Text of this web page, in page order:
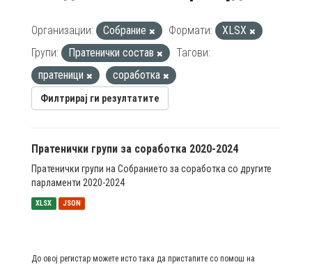
Организации: Собрание Формати:
XLSX
Групи:
Пратенички состав
Тагови:
пратеници
соработка
Филтрирај ги резултатите
Пратенички групи за соработка 2020-2024
Пратенички групи на Собранието за соработка со другите
парламенти 2020-2024
XLSX JSON
До овој регистар можете исто така да пристапите со помош на